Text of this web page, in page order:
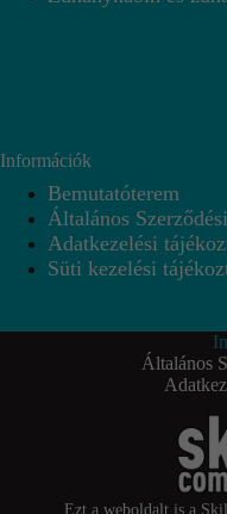
Információk
Bemutatóterem
Általános
Adatkezelési
Süti kezelési
Általános
Ezt a weboldalt is a